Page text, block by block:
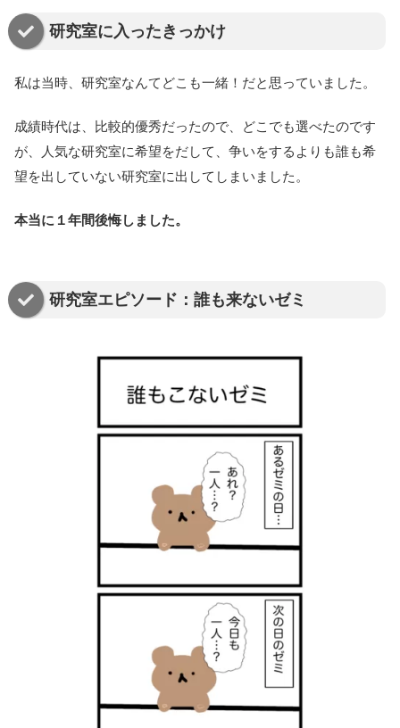
研究室に入ったきっかけ
私は当時、研究室なんてどこも一緒！だと思っていました。
成績時代は、比較的優秀だったので、どこでも選べたのです
が、人気な研究室に希望をだして、争いをするよりも誰も希
望を出していない研究室に出してしまいました。
本当に１年間後悔しました。
研究室エピソード：誰も来ないゼミ